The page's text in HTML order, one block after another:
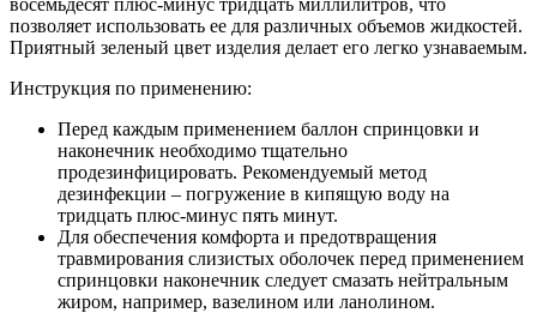
позволяет использовать ее для различных объемов жидкостей.
Приятный зеленый цвет изделия делает его легко узнаваемым.
Инструкция по применению:
Перед каждым применением баллон спринцовки и
наконечник необходимо тщательно
продезинфицировать. Рекомендуемый метод
дезинфекции – погружение в кипящую воду на
тридцать плюс-минус пять минут.
Для обеспечения комфорта и предотвращения
травмирования слизистых оболочек перед применением
спринцовки наконечник следует смазать нейтральным
жиром, например, вазелином или ланолином.